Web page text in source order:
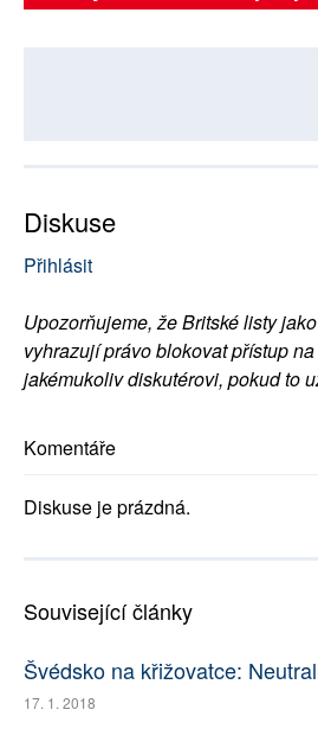
Diskuse
Přihlásit
Upozorňujeme, že Britské listy
vyhrazují právo blokovat přístup
jakémukoliv diskutérovi, pokud to
Komentáře
Diskuse je prázdná.
Související články
Švédsko na křižovatce:
17. 1. 2018